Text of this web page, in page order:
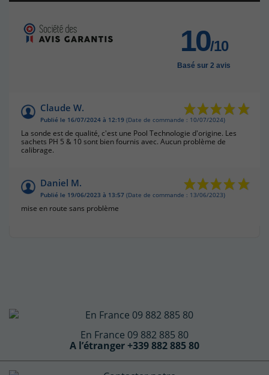
10/10
Basé sur 2 avis
Claude W.
Publié le 16/07/2024 à 12:19 (Date de commande : 10/07/2024)
La sonde est de qualité, c'est une Pool Technologie d'origine. Les
sachets PH 5 & 10 sont bien fournis avec. Aucun problème de
calibrage.
Daniel M.
Publié le 19/06/2023 à 13:57 (Date de commande : 13/06/2023)
mise en route sans problème
En France 09 882 885 80
A l’étranger +339 882 885 80